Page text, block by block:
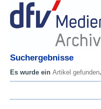
Suchergebnisse
Es wurde ein Artikel gefunden.